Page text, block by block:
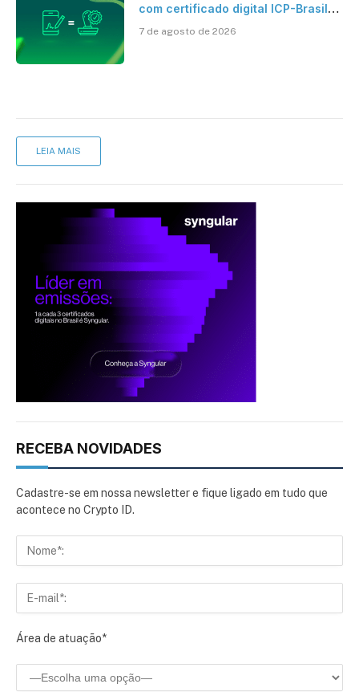
com certificado digital ICP-Brasil
cartório
7 de agosto de 2026
LEIA MAIS
RECEBA NOVIDADES
Cadastre-se em nossa newsletter e fique ligado em tudo que
acontece no Crypto ID.
Área de atuação*